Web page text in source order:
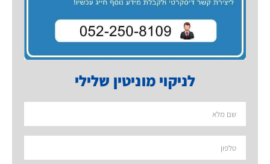
לניקוי מוניטין שלילי